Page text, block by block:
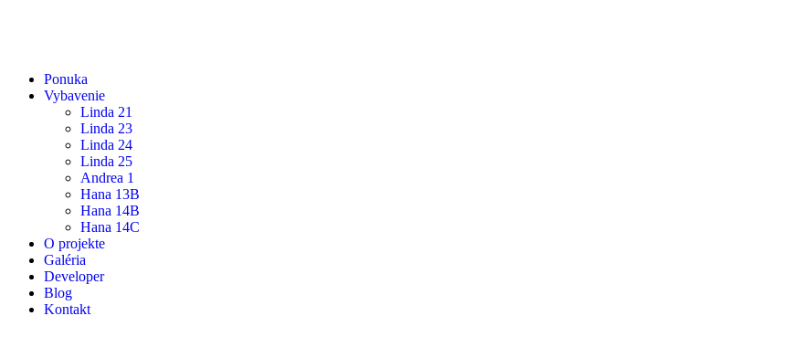
Ponuka
Vybavenie
Linda 21
Linda 23
Linda 24
Linda 25
Andrea 1
Hana 13B
Hana 14B
Hana 14C
O projekte
Galéria
Developer
Blog
Kontakt